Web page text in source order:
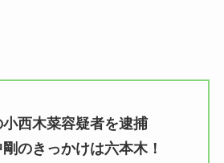
西木菜容疑者を逮捕
のきっかけは六本木！